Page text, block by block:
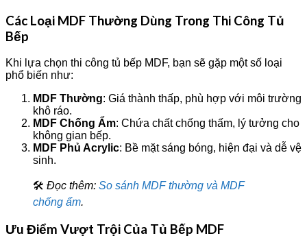
Các Loại MDF Thường Dùng Trong Thi Công Tủ
Bếp
Khi lựa chọn thi công tủ bếp MDF, bạn sẽ gặp một số loại
phổ biến như:
MDF Thường: Giá thành thấp, phù hợp với môi trường
khô ráo.
MDF Chống Ẩm: Chứa chất chống thấm, lý tưởng cho
không gian bếp.
MDF Phủ Acrylic: Bề mặt sáng bóng, hiện đại và dễ vệ
sinh.
🛠️ Đọc thêm: So sánh MDF thường và MDF
chống ẩm.
Ưu Điểm Vượt Trội Của Tủ Bếp MDF